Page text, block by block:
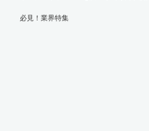
必見！業界特集